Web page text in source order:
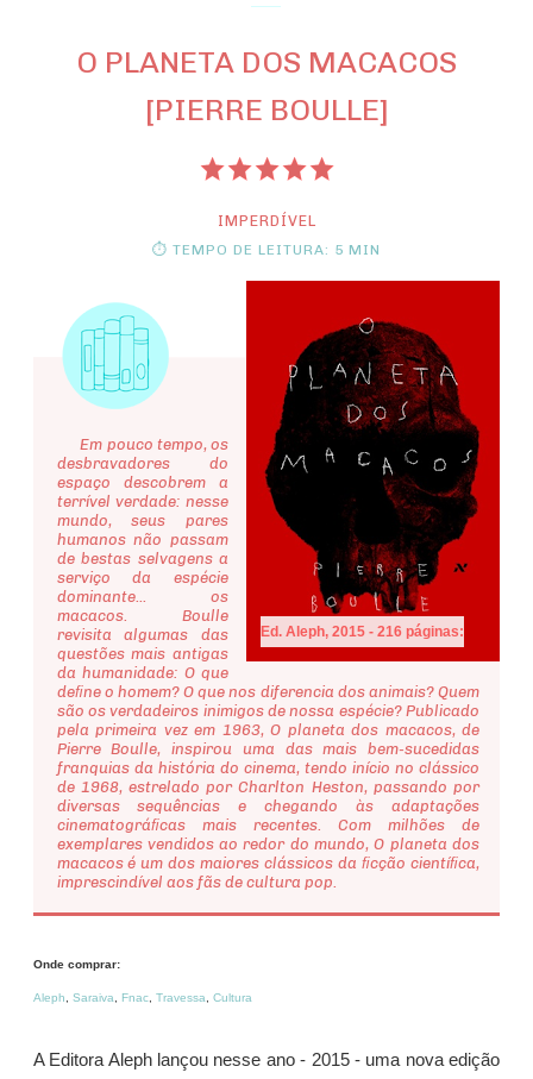
O PLANETA DOS MACACOS
[PIERRE BOULLE]
IMPERDÍVEL
⏱ TEMPO DE LEITURA: 5 MIN
Ed. Aleph, 2015 - 216 páginas:
Em pouco tempo, os
desbravadores do
espaço descobrem a
terrível verdade: nesse
mundo, seus pares
humanos não passam
de bestas selvagens a
serviço da espécie
dominante... os
macacos. Boulle
revisita algumas das
questões mais antigas
da humanidade: O que
deﬁne o homem? O que nos diferencia dos animais? Quem
são os verdadeiros inimigos de nossa espécie? Publicado
pela primeira vez em 1963, O planeta dos macacos, de
Pierre Boulle, inspirou uma das mais bem-sucedidas
franquias da história do cinema, tendo início no clássico
de 1968, estrelado por Charlton Heston, passando por
diversas sequências e chegando às adaptações
cinematográﬁcas mais recentes. Com milhões de
exemplares vendidos ao redor do mundo, O planeta dos
macacos é um dos maiores clássicos da ﬁcção cientíﬁca,
imprescindível aos fãs de cultura pop.
Onde comprar:
Aleph Saraiva Fnac Travessa Cultura
A Editora Aleph lançou nesse ano - 2015 - uma nova edição